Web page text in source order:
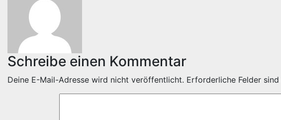
Schreibe einen Kommentar
Deine E-Mail-Adresse wird nicht veröffentlicht. Erforderliche Felder